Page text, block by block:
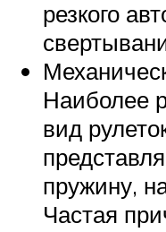
резкого
Наиболее
вид
пружину,
Частая